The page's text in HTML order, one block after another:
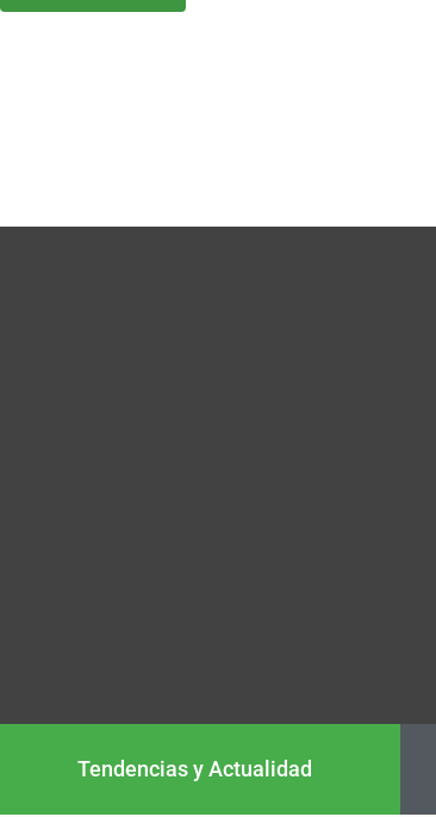
Tendencias y Actualidad